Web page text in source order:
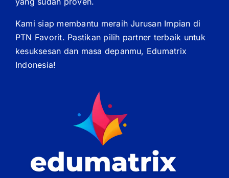
Kami siap membantu meraih Jurusan Impian di
PTN Favorit. Pastikan pilih partner terbaik untuk
kesuksesan dan masa depanmu, Edumatrix
Indonesia!